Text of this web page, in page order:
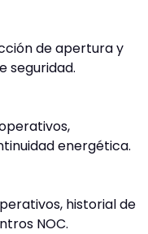
de apertura y
seguridad.
energética.
historial de
NOC.